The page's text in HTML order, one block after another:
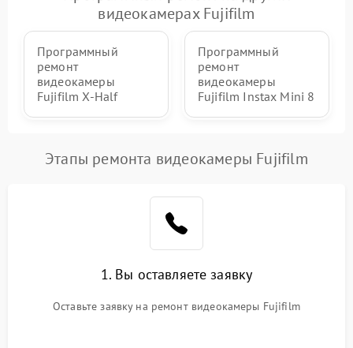
видеокамерах Fujifilm
Программный
ремонт
видеокамеры
Fujifilm X‑Half
Программный
ремонт
видеокамеры
Fujifilm Instax Mini 8
Этапы ремонта видеокамеры Fujifilm
1. Вы оставляете заявку
Оставьте заявку на ремонт видеокамеры Fujifilm